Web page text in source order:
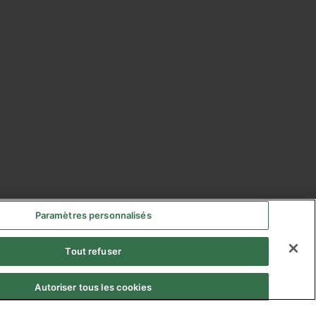
Paramètres personnalisés
Tout refuser
Autoriser tous les cookies